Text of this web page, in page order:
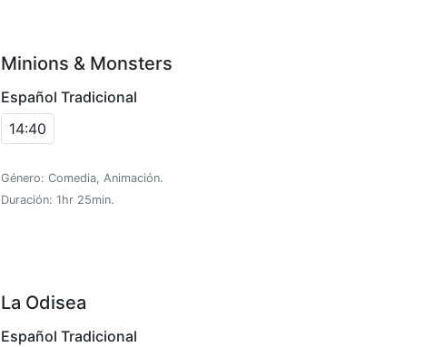
Minions & Monsters
Español Tradicional
14:40
Género: Comedia, Animación.
Duración: 1hr 25min.
La Odisea
Español Tradicional